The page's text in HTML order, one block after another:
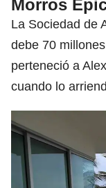
Morros
La Sociedad de
debe 70
perteneció a
cuando lo